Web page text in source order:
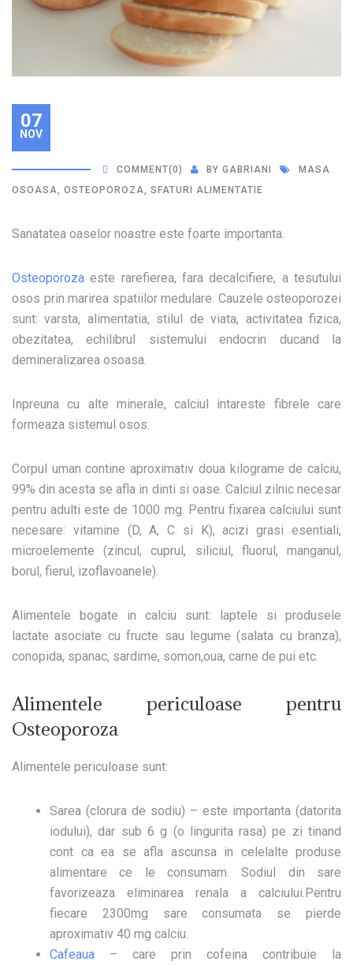
07
NOV
COMMENT(0) BY GABRIANI
MASA
OSOASA
OSTEOPOROZA SFATURI ALIMENTATIE
Sanatatea oaselor noastre este foarte importanta.
Osteoporoza este rarefierea, fara decalcifiere, a tesutului
osos prin marirea spatiilor medulare. Cauzele osteoporozei
sunt: varsta, alimentatia, stilul de viata, activitatea fizica,
obezitatea, echilibrul sistemului endocrin ducand la
demineralizarea osoasa.
Inpreuna cu alte minerale, calciul intareste fibrele care
formeaza sistemul osos.
Corpul uman contine aproximativ doua kilograme de calciu,
99% din acesta se afla in dinti si oase. Calciul zilnic necesar
pentru adulti este de 1000 mg. Pentru fixarea calciului sunt
necesare: vitamine (D, A, C si K), acizi grasi esentiali,
microelemente (zincul, cuprul, siliciul, fluorul, manganul,
borul, fierul, izoflavoanele).
Alimentele bogate in calciu sunt: laptele si produsele
lactate asociate cu fructe sau legume (salata cu branza),
conopida, spanac, sardime, somon,oua, carne de pui etc.
Alimentele periculoase pentru
Osteoporoza
Alimentele periculoase sunt:
Sarea (clorura de sodiu) – este importanta (datorita
iodului), dar sub 6 g (o lingurita rasa) pe zi tinand
cont ca ea se afla ascunsa in celelalte produse
alimentare ce le consumam. Sodiul din sare
favorizeaza eliminarea renala a calciului.Pentru
fiecare 2300mg sare consumata se pierde
aproximativ 40 mg calciu.
Cafeaua – care prin cofeina contribuie la